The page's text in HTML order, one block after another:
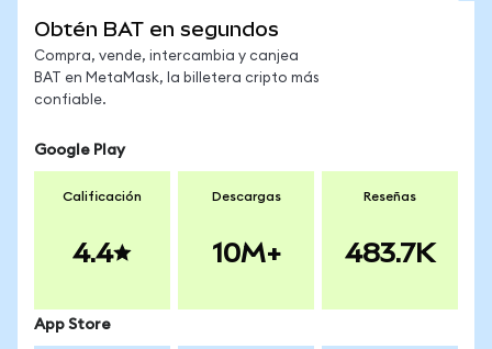
Obtén BAT en segundos
Compra, vende, intercambia y canjea
BAT en MetaMask, la billetera cripto más
confiable.
Google Play
Calificación
4.4
Descargas
10M+
Reseñas
483.7K
App Store